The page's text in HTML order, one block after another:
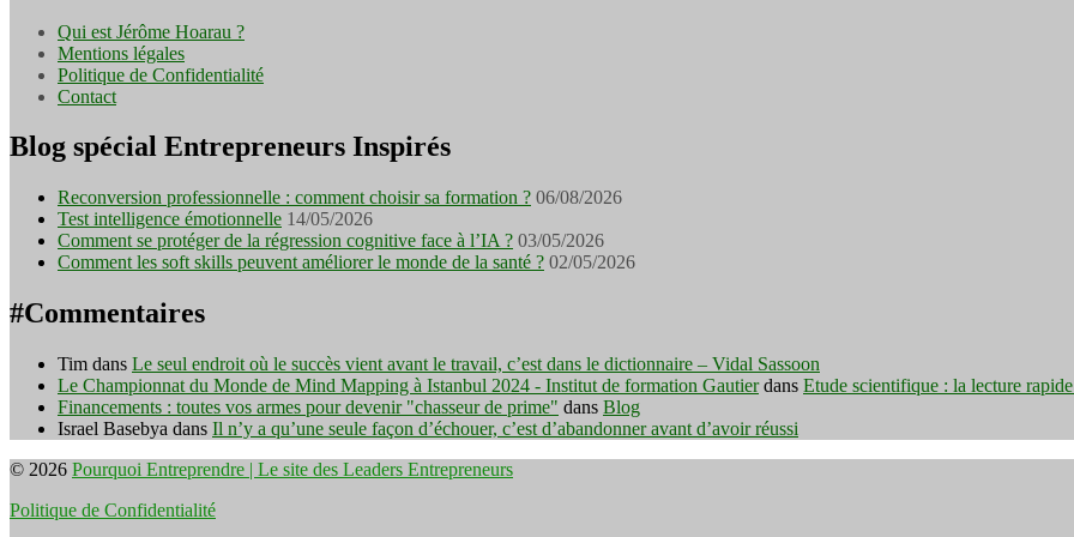
Qui est Jérôme Hoarau ?
Mentions légales
Politique de Confidentialité
Contact
Blog spécial Entrepreneurs Inspirés
Reconversion professionnelle : comment choisir sa formation ? 06/08/2026
Test intelligence émotionnelle 14/05/2026
Comment se protéger de la régression cognitive face à l’IA ? 03/05/2026
Comment les soft skills peuvent améliorer le monde de la santé ? 02/05/2026
#Commentaires
Tim dans Le seul endroit où le succès vient avant le travail, c’est dans le dictionnaire – Vidal Sassoon
Le Championnat du Monde de Mind Mapping à Istanbul 2024 - Institut de formation Gautierdans Etude scientifique : la lecture
Financements : toutes vos armes pour devenir "chasseur de prime" dans Blog
Israel Basebya dans Il n’y a qu’une seule façon d’échouer, c’est d’abandonner avant d’avoir réussi
© 2026 Pourquoi Entreprendre | Le site des Leaders Entrepreneurs
Politique de Confidentialité